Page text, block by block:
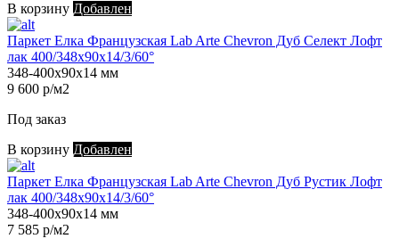
В корзину Добавлен
Паркет Елка Французская Lab Arte Chevron Дуб Селект Лофт
лак 400/348х90х14/3/60°
348-400х90х14 мм
9 600 р/м2
Под заказ
В корзину Добавлен
Паркет Елка Французская Lab Arte Chevron Дуб Рустик Лофт
лак 400/348х90х14/3/60°
348-400х90х14 мм
7 585 р/м2